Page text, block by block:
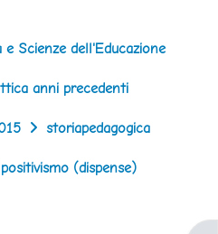
Scienze dell'Educazione
anni precedenti
storiapedagogica
(dispense)